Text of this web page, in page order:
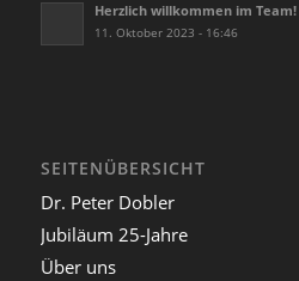
Herzlich willkommen im Team!
11. Oktober 2023 - 16:46
SEITENÜBERSICHT
Dr. Peter Dobler
Jubiläum 25-Jahre
Über uns